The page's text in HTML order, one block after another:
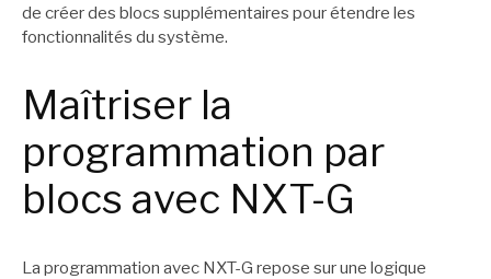
de créer des blocs supplémentaires pour étendre les
fonctionnalités du système.
Maîtriser la
programmation par
blocs avec NXT-G
La programmation avec NXT-G repose sur une logique